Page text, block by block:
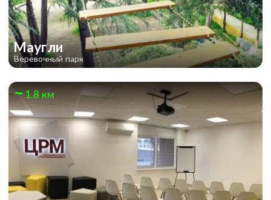
Маугли
Веревочный парк
1.8 км